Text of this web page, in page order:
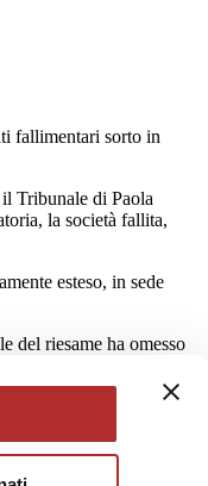
fallimentari sorto in
Tribunale di Paola
la società fallita,
esteso, in sede
del riesame ha omesso
ove non
il giudizio di
stati in alcun modo